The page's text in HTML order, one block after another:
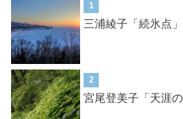
1
三浦綾子「続氷点」
2
宮尾登美子「天涯の